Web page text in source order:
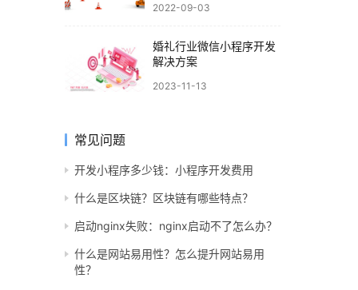
2022-09-03
婚礼行业微信小程序开发
解决方案
2023-11-13
常见问题
开发小程序多少钱：小程序开发费用
什么是区块链？区块链有哪些特点？
启动nginx失败：nginx启动不了怎么办？
什么是网站易用性？怎么提升网站易用
性？